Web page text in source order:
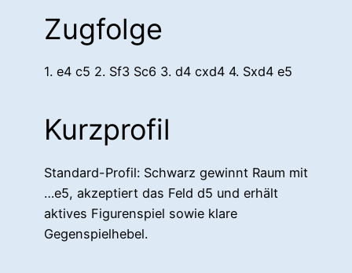
Zugfolge
1. e4 c5 2. Sf3 Sc6 3. d4 cxd4 4. Sxd4 e5
Kurzprofil
Standard-Profil: Schwarz gewinnt Raum mit
…e5, akzeptiert das Feld d5 und erhält
aktives Figurenspiel sowie klare
Gegenspielhebel.